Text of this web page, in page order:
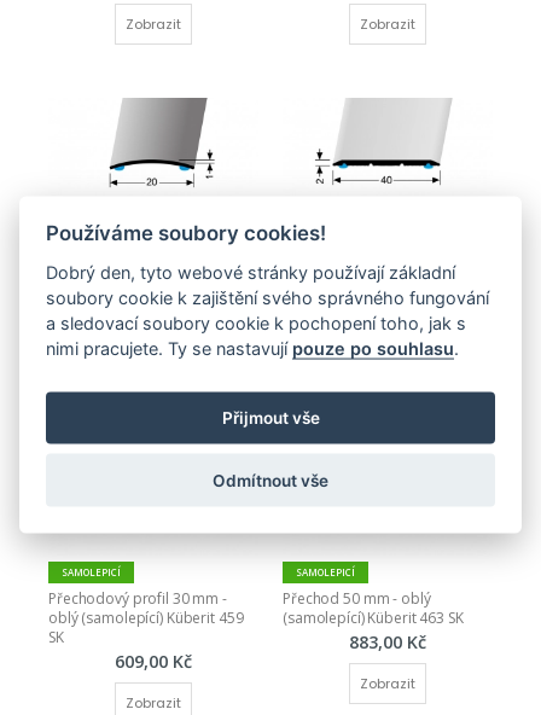
Zobrazit Zobrazit
SAMOLEPICÍ
(samolepící) Küberit 471 SK
456,00 Kč
Zobrazit
SAMOLEPICÍ
plochý (samolepící) Küberit
441 SK
736,00 Kč
Zobrazit
SAMOLEPICÍ
Přechodový profil 30 mm -
oblý (samolepící) Küberit 459
SK
609,00 Kč
Zobrazit
SAMOLEPICÍ
Přechod 50 mm - oblý
(samolepící) Küberit 463 SK
883,00 Kč
Zobrazit
Používáme soubory cookies!
Dobrý den, tyto webové stránky používají základní
soubory cookie k zajištění svého správného fungování
a sledovací soubory cookie k pochopení toho, jak s
nimi pracujete. Ty se nastavují pouze po souhlasu
Přijmout vše
Odmítnout vše